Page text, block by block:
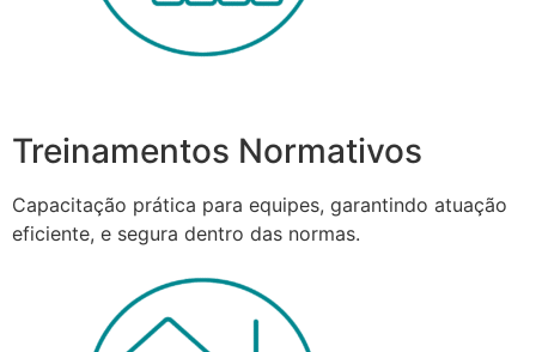
Treinamentos Normativos
Capacitação prática para equipes, garantindo atuação
eficiente, e segura dentro das normas.